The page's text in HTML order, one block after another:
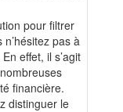
pour filtrer
pas à
effet, il s’agit
financière.
distinguer le